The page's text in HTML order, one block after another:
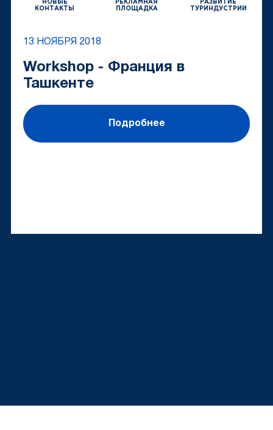
НОВЫЕ
КОНТАКТЫ
РЕКЛАМНАЯ
ПЛОЩАДКА
РАЗВИТИЕ
ТУРИНДУСТРИИ
13 НОЯБРЯ 2018
Workshop - Франция в
Ташкенте
Подробнее